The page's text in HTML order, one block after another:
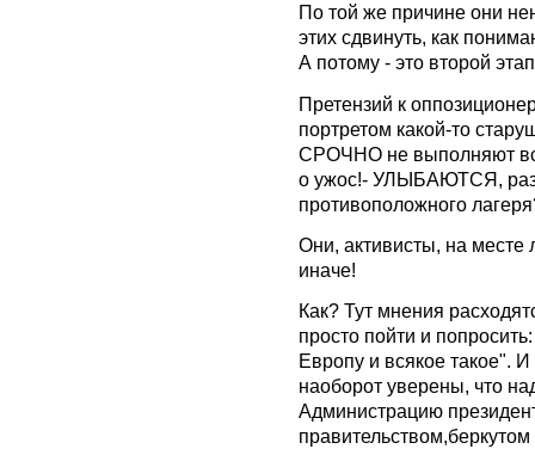
По той же причине они
этих сдвинуть, как
А потому - это второй
Претензий к
портретом какой-то
СРОЧНО не выполняют
о ужос!- УЛЫБАЮТСЯ,
противоположного
Они, активисты, на месте
иначе!
Как? Тут мнения
просто пойти и
Европу и всякое такое".
наоборот уверены, что
Администрацию